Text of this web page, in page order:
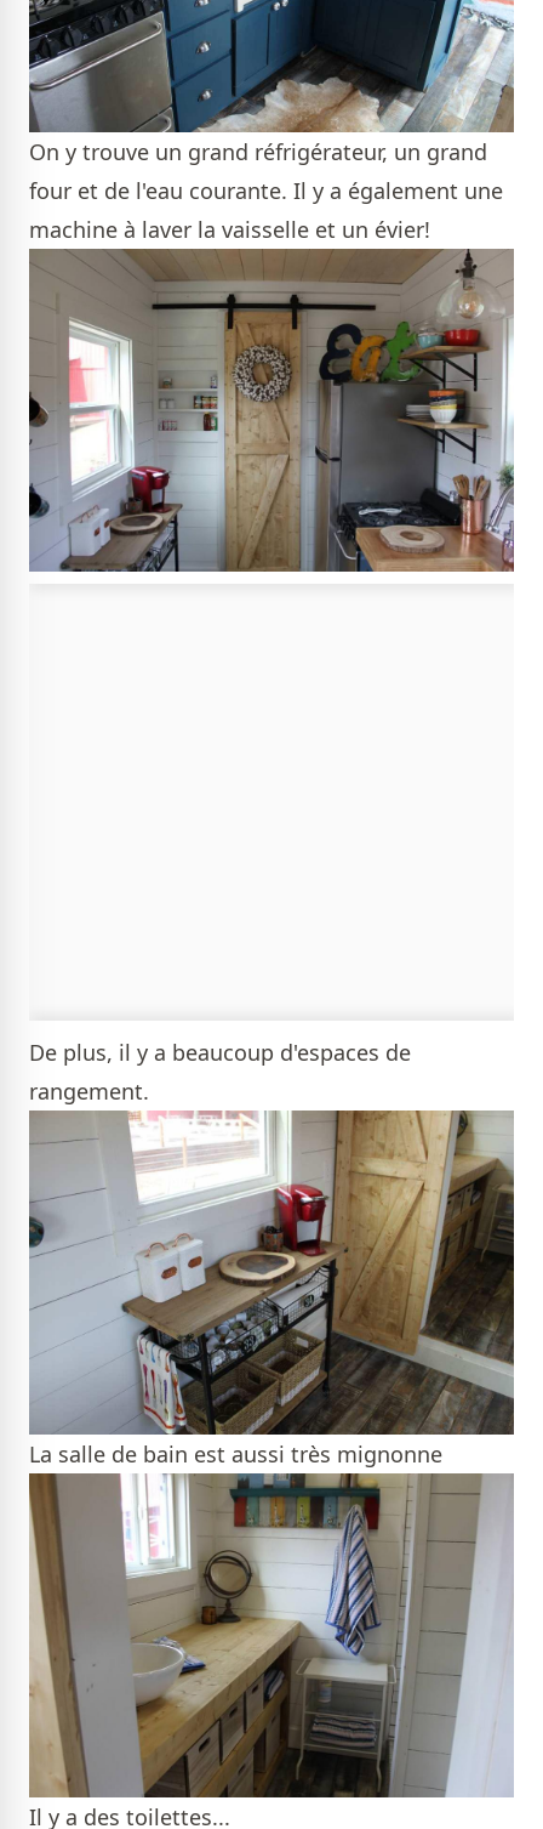
On y trouve un grand réfrigérateur, un grand
four et de l'eau courante. Il y a également une
machine à laver la vaisselle et un évier!
De plus, il y a beaucoup d'espaces de
rangement.
La salle de bain est aussi très mignonne
Il y a des toilettes...